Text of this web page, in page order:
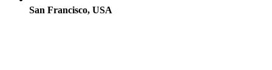
San Francisco, USA